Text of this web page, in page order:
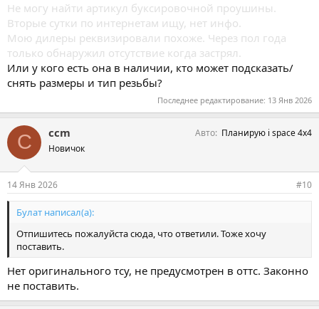
Не могу найти артикул буксировочной проушины.
Вторые сутки по интернетам ищу, нет инфо.
Мою дилеры реквизировали похоже. Через пол года
только обнаружил отсутствие когда застрял.
Или у кого есть она в наличии, кто может подсказать/
снять размеры и тип резьбы?
Последнее редактирование: 13 Янв 2026
C ccm
Новичок
Авто Планирую i space 4x4
14 Янв 2026 #10
Булат написал(а):
Отпишитесь пожалуйста сюда, что ответили. Тоже хочу
поставить.
Нет оригинального тсу, не предусмотрен в оттс. Законно
не поставить.